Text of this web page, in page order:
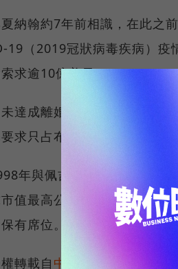
納翰約7年前相識，在此之
19（2019冠狀病毒疾病）疫
求逾10億美元。
達成離婚協議。布林陣營指
求只占布林財產一小部分
年與佩吉（Larry Page）
值最高公司之一。兩人
有席位。
轉載自 中央社